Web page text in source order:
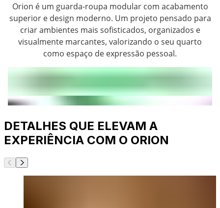
Orion é um guarda-roupa modular com acabamento
superior e design moderno. Um projeto pensado para
criar ambientes mais sofisticados, organizados e
visualmente marcantes, valorizando o seu quarto
como espaço de expressão pessoal.
DETALHES QUE ELEVAM A
EXPERIÊNCIA COM O ORION